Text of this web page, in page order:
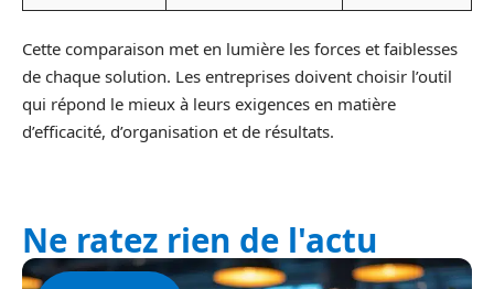
Cette comparaison met en lumière les forces et faiblesses
de chaque solution. Les entreprises doivent choisir l’outil
qui répond le mieux à leurs exigences en matière
d’efficacité, d’organisation et de résultats.
Ne ratez rien de l'actu